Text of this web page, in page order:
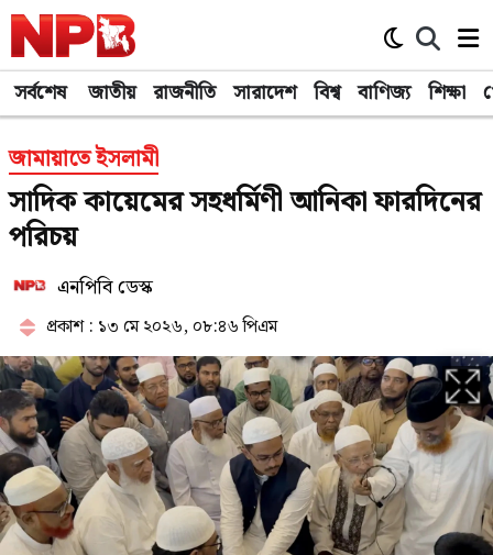
সর্বশেষ জাতীয় রাজনীতি সারাদেশ বিশ্ব বাণিজ্য শিক্ষা
জামায়াতে ইসলামী
সাদিক কায়েমের সহধর্মিণী আনিকা ফারদিনের
পরিচয়
এনপিবি ডেস্ক
প্রকাশ : ১৩ মে ২০২৬, ০৮:৪৬ পিএম